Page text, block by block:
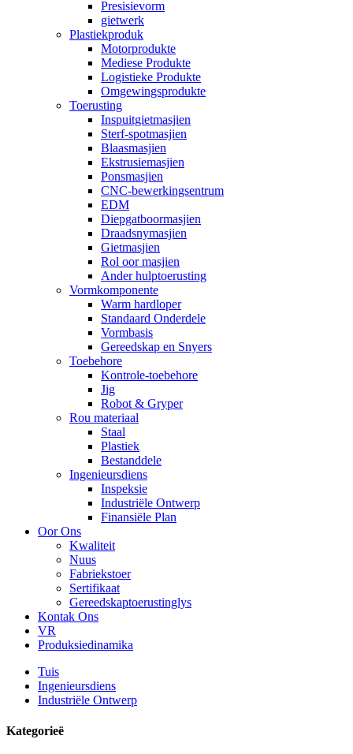
Presisievorm
gietwerk
Plastiekproduk
Motorprodukte
Mediese Produkte
Logistieke Produkte
Omgewingsprodukte
Toerusting
Inspuitgietmasjien
Sterf-spotmasjien
Blaasmasjien
Ekstrusiemasjien
Ponsmasjien
CNC-bewerkingsentrum
EDM
Diepgatboormasjien
Draadsnymasjien
Gietmasjien
Rol oor masjien
Ander hulptoerusting
Vormkomponente
Warm hardloper
Standaard Onderdele
Vormbasis
Gereedskap en Snyers
Toebehore
Kontrole-toebehore
Jig
Robot & Gryper
Rou materiaal
Staal
Plastiek
Bestanddele
Ingenieursdiens
Inspeksie
Industriële Ontwerp
Finansiële Plan
Oor Ons
Kwaliteit
Nuus
Fabriekstoer
Sertifikaat
Gereedskaptoerustinglys
Kontak Ons
VR
Produksiedinamika
Tuis
Ingenieursdiens
Industriële Ontwerp
Kategorieë